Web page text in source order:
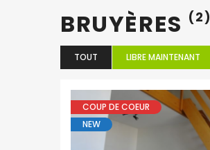
BRUYÈRES (2)
TOUT LIBRE MAINTENANT
COUP DE COEUR
NEW